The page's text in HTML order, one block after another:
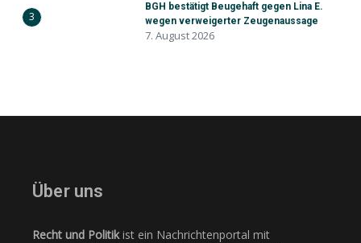
3
BGH bestätigt Beugehaft gegen Lina E.
wegen verweigerter Zeugenaussage
7. August 2026
Über uns
Recht und Politikist ein Nachrichtenportal mit